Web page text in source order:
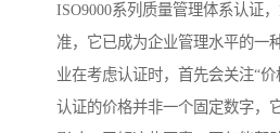
ISO9000系列质量管理体系认证
准，它已成为企业管理水平的一
业在考虑认证时，首先会关注“价
认证的价格并非一个固定数字，